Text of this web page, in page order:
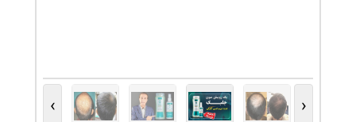
‹
›